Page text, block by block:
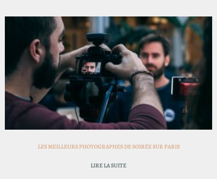
LES MEILLEURS PHOTOGRAPHES DE SOIRÉE SUR PARIS
LIRE LA SUITE